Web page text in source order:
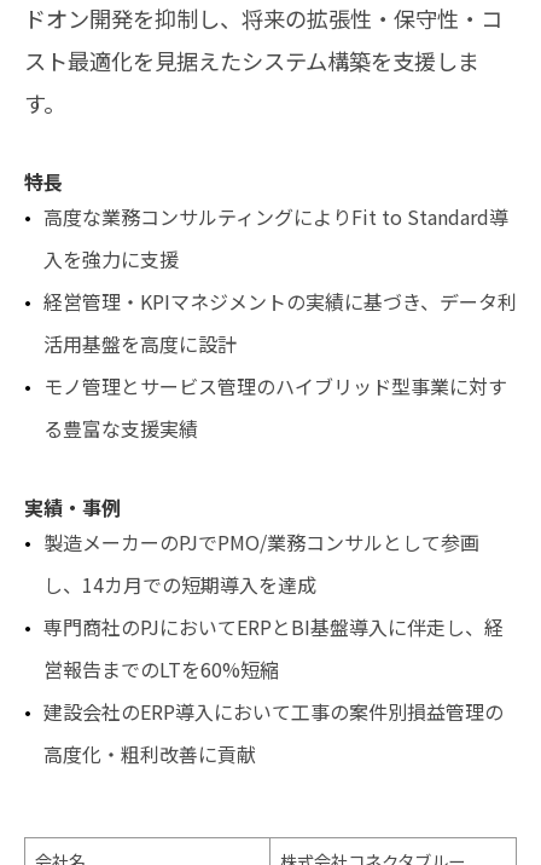
ドオン開発を抑制し、将来の拡張性・保守性・コ
スト最適化を見据えたシステム構築を支援しま
す。
特長
高度な業務コンサルティングによりFit to Standard導
入を強力に支援
経営管理・KPIマネジメントの実績に基づき、データ利
活用基盤を高度に設計
モノ管理とサービス管理のハイブリッド型事業に対す
る豊富な支援実績
実績・事例
製造メーカーのPJでPMO/業務コンサルとして参画
し、14カ月での短期導入を達成
専門商社のPJにおいてERPとBI基盤導入に伴走し、経
営報告までのLTを60%短縮
建設会社のERP導入において工事の案件別損益管理の
高度化・粗利改善に貢献